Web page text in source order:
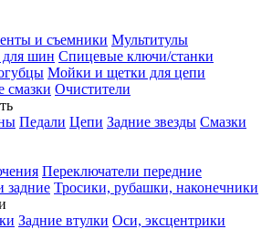
и съемники Мультитулы
для шин Спицевые ключи/станки
Мойки и щетки для цепи
смазки Очистители
Педали Цепи Задние звезды Смазки
Переключатели передние
задние Тросики, рубашки, наконечники
Задние втулки Оси, эксцентрики